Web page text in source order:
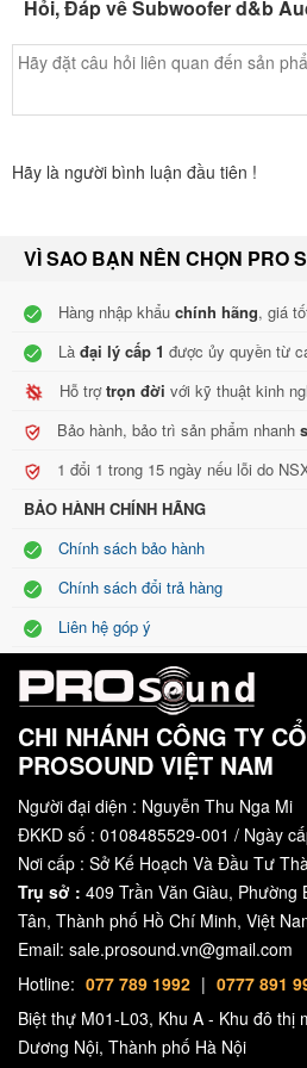
E12X-SUB cabinet
The enclosure is constructed from
resistant black paint finish. The front
rigid metal grill backed by an
panel against scratching.
prevent cabinet movement when
that accepts the d&b Z5013
of E8 or other applicable d&b full range
Cabinet options
The loudspeaker cabinet is also
Weather Resistant (WR) options. The
provides an IP55* rating, and enables
interpreted as Ingress Protection
dust ingress that could be harmful for
fully dust tight. It is protected against
projected by a nozzle (6.3mm) from
The special color (SC) version of the
colors of the RAL** color table. The
**RAL is a color-matching system that
varnish, powder coating, and plastics.
European color standard used today.
WR option (Weather Resistance)
A number of d&b loudspeakers are
suitable for different types of installed
environmental conditions. The
the E12X-SUB loudspeaker:
Hỏi, Đáp về Subwoofer d&b
Hãy là người bình luận đầu tiên !
VÌ SAO BẠN NÊN CHỌN PRO
Hàng nhập khẩu chính hãng, giá
Là đại lý cấp 1 được ủy quyền từ
Hỗ trợtrọn đời với kỹ thuật kinh
Bảo hành, bảo trì sản phẩm nhanh
1 đổi 1 trong 15 ngày nếu lỗi do
BẢO HÀNH CHÍNH HÃNG
Chính sách bảo hành
Chính sách đổi trả hàng
Liên hệ góp ý
CHI NHÁNH CÔNG TY
PROSOUND VIỆT NAM
Người đại diện : Nguyễn Thu Nga Mi
ĐKKD số : 0108485529-001 / Ngày
Nơi cấp : Sở Kế Hoạch Và Đầu Tư
Trụ sở : 409 Trần Văn Giàu, Phường
Tân, Thành phố Hồ Chí Minh, Việt
Email: sale.prosound.vn@gmail.com
Hotline: 077 789 1992 | 0777 891
Biệt thự M01-L03, Khu A - Khu đô thị
Dương Nội, Thành phố Hà Nội